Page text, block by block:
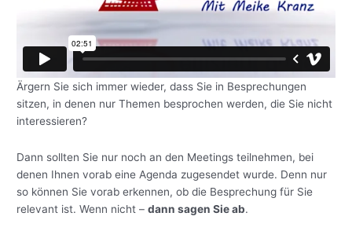
Ärgern Sie sich immer wieder, dass Sie in Besprechungen
sitzen, in denen nur Themen besprochen werden, die Sie nicht
interessieren?
Dann sollten Sie nur noch an den Meetings teilnehmen, bei
denen Ihnen vorab eine Agenda zugesendet wurde. Denn nur
so können Sie vorab erkennen, ob die Besprechung für Sie
relevant ist. Wenn nicht – dann sagen Sie ab.